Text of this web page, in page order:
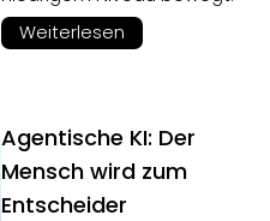
Weiterlesen
Agentische KI: Der
Mensch wird zum
Entscheider